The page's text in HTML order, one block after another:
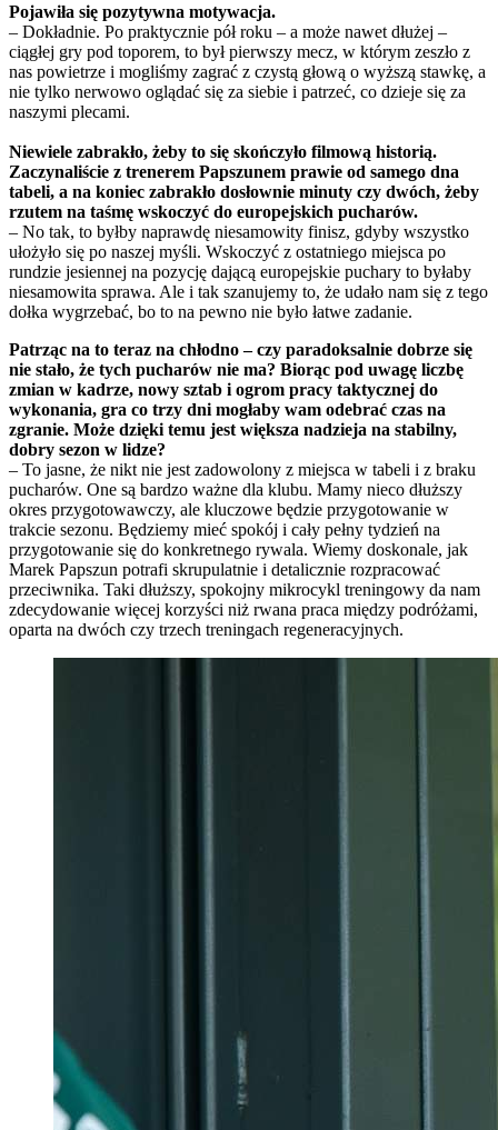
Pojawiła się pozytywna motywacja.
– Dokładnie. Po praktycznie pół roku – a może nawet dłużej –
ciągłej gry pod toporem, to był pierwszy mecz, w którym zeszło z
nas powietrze i mogliśmy zagrać z czystą głową o wyższą stawkę, a
nie tylko nerwowo oglądać się za siebie i patrzeć, co dzieje się za
naszymi plecami.
Niewiele zabrakło, żeby to się skończyło filmową historią.
Zaczynaliście z trenerem Papszunem prawie od samego dna
tabeli, a na koniec zabrakło dosłownie minuty czy dwóch, żeby
rzutem na taśmę wskoczyć do europejskich pucharów.
– No tak, to byłby naprawdę niesamowity finisz, gdyby wszystko
ułożyło się po naszej myśli. Wskoczyć z ostatniego miejsca po
rundzie jesiennej na pozycję dającą europejskie puchary to byłaby
niesamowita sprawa. Ale i tak szanujemy to, że udało nam się z tego
dołka wygrzebać, bo to na pewno nie było łatwe zadanie.
Patrząc na to teraz na chłodno – czy paradoksalnie dobrze się
nie stało, że tych pucharów nie ma? Biorąc pod uwagę liczbę
zmian w kadrze, nowy sztab i ogrom pracy taktycznej do
wykonania, gra co trzy dni mogłaby wam odebrać czas na
zgranie. Może dzięki temu jest większa nadzieja na stabilny,
dobry sezon w lidze?
– To jasne, że nikt nie jest zadowolony z miejsca w tabeli i z braku
pucharów. One są bardzo ważne dla klubu. Mamy nieco dłuższy
okres przygotowawczy, ale kluczowe będzie przygotowanie w
trakcie sezonu. Będziemy mieć spokój i cały pełny tydzień na
przygotowanie się do konkretnego rywala. Wiemy doskonale, jak
Marek Papszun potrafi skrupulatnie i detalicznie rozpracować
przeciwnika. Taki dłuższy, spokojny mikrocykl treningowy da nam
zdecydowanie więcej korzyści niż rwana praca między podróżami,
oparta na dwóch czy trzech treningach regeneracyjnych.